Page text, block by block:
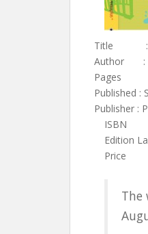
Title :
Author :
Pages :
Published :
Publisher :
ISBN :
Edition
Price :
The